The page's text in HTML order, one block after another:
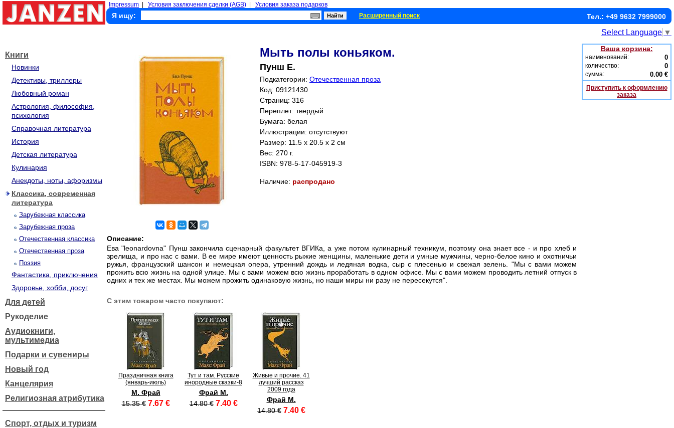
Impressum Условия заключения сделки (AGB) Условия заказа подарков
Я ищу: Расширенный поиск Тел.: +49 9632 7999000
Select Language ▼
Книги
Новинки
Детективы, триллеры
Любовный роман
Астрология, философия,
психология
Справочная литература
История
Детская литература
Кулинария
Анекдоты, ноты, афоризмы
Классика, современная
литература
Зарубежная классика
Зарубежная проза
Отечественная классика
Отечественная проза
Поэзия
Фантастика, приключения
Здоровье, хобби, досуг
Для детей
Рукоделие
Аудиокниги,
мультимедиа
Подарки и сувениры
Новый год
Канцелярия
Религиозная атрибутика
Спорт, отдых и туризм
Мыть полы коньяком.
Пунш Е.
Подкатегории: Отечественная проза
Код: 09121430
Страниц: 316
Переплет: твердый
Бумага: белая
Иллюстрации: отсутствуют
Размер: 11.5 x 20.5 x 2 см
Вес: 270 г.
ISBN: 978-5-17-045919-3
Наличие: распродано
Описание:
Ева "leonardovna" Пунш закончила сценарный факультет ВГИКа, а уже потом кулинарный техникум, поэтому она знает все - и про хлеб и
зрелища, и про нас с вами. В ее мире имеют ценность рыжие женщины, маленькие дети и умные мужчины, черно-белое кино и охотничьи
ружья, французский шансон и немецкая опера, утренний дождь и ледяная водка, сыр с плесенью и свежая зелень. "Мы с вами можем
прожить всю жизнь на одной улице. Мы с вами можем всю жизнь проработать в одном офисе. Мы с вами можем проводить летний отпуск в
одних и тех же местах. Мы можем прожить одинаковую жизнь, но наши миры ни разу не пересекутся".
С этим товаром часто покупают:
Праздничная книга
(январь-июль)
М. Фрай
15.35 € 7.67 €
Тут и там. Русские
инородные сказки-8
Фрай М.
14.80 € 7.40 €
Живые и прочие. 41
лучший рассказ
2009 года
Фрай М.
14.80 € 7.40 €
Ваша корзина:
наименований: 0
количество: 0
сумма: 0.00 €
Приступить к оформлению
заказа